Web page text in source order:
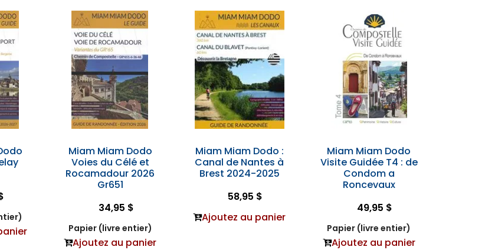
Miam Miam Dodo
Voies du Célé et
Rocamadour 2026
Gr651
34,95 $
Papier (livre entier)
Ajoutez au panier
Miam Miam Dodo :
Canal de Nantes à
Brest 2024-2025
58,95 $
Ajoutez au panier
Miam Miam Dodo
Visite Guidée T4 : de
Condom a
Roncevaux
49,95 $
Papier (livre entier)
Ajoutez au panier